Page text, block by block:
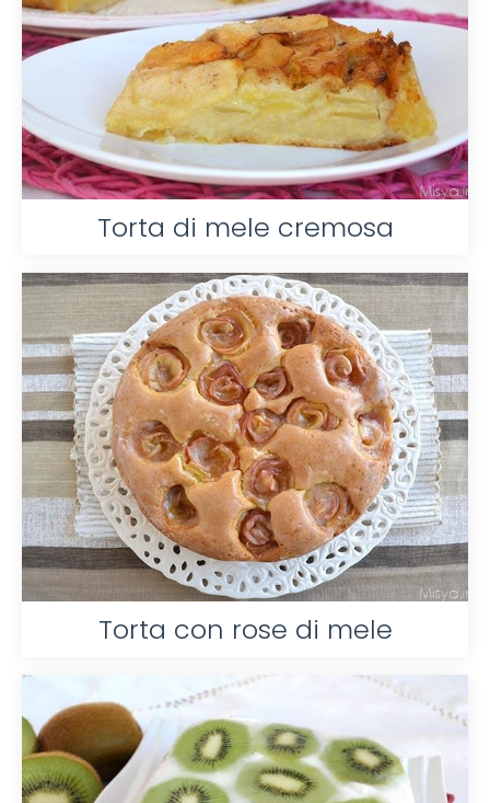
Torta di mele cremosa
Torta con rose di mele